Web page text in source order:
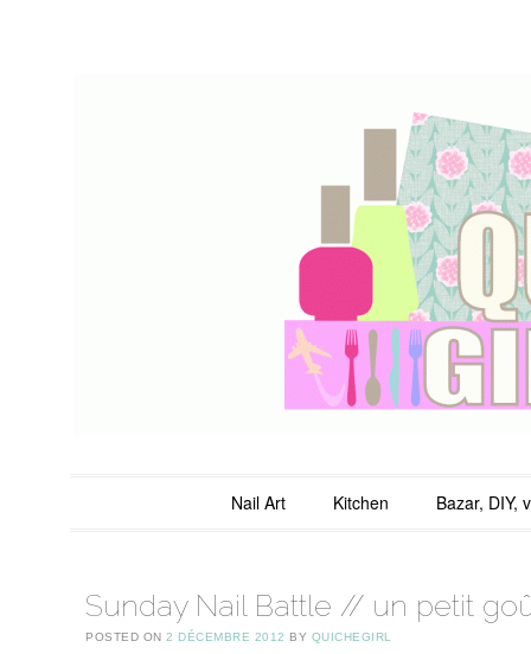
QuicheGirl
Nail Art Kitchen Bazar, DIY,
Sunday Nail Battle // un petit
POSTED ON2 DÉCEMBRE 2012 BY QUICHEGIRL